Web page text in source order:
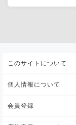
このサイトについて
個人情報について
会員登録